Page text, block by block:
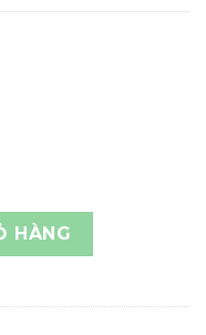
số lượng
HÀNG